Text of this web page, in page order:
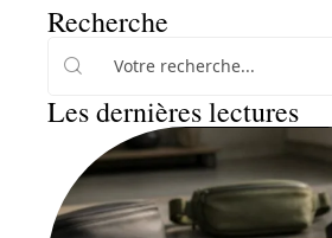
Recherche
Les dernières lectures